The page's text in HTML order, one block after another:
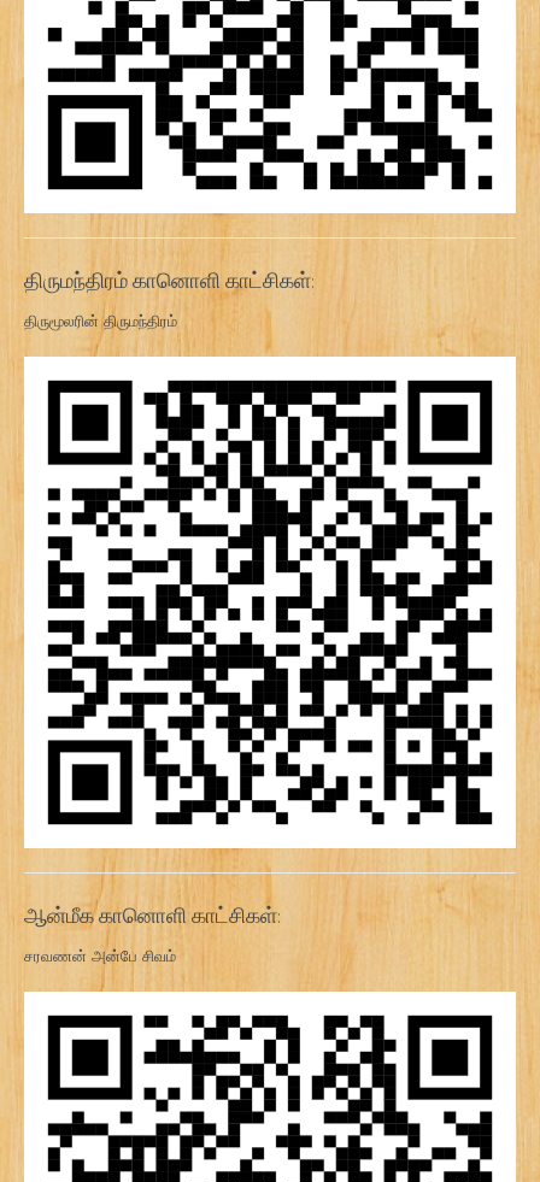
திருமந்திரம் கானொளி காட்சிகள்:
திருமூலரின் திருமந்திரம்
ஆன்மீக கானொளி காட்சிகள்:
சரவணன் அன்பே சிவம்